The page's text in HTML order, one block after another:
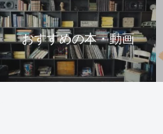
おすすめの本・動画